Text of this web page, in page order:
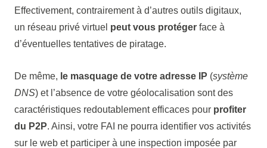
Effectivement, contrairement à d’autres outils digitaux,
un réseau privé virtuel peut vous protégerface à
d’éventuelles tentatives de piratage.
De même, le masquage de votre adresse IP (système
DNS) et l’absence de votre géolocalisation sont des
caractéristiques redoutablement efficaces pour profiter
du P2P. Ainsi, votre FAI ne pourra identifier vos activités
sur le web et participer à une inspection imposée par